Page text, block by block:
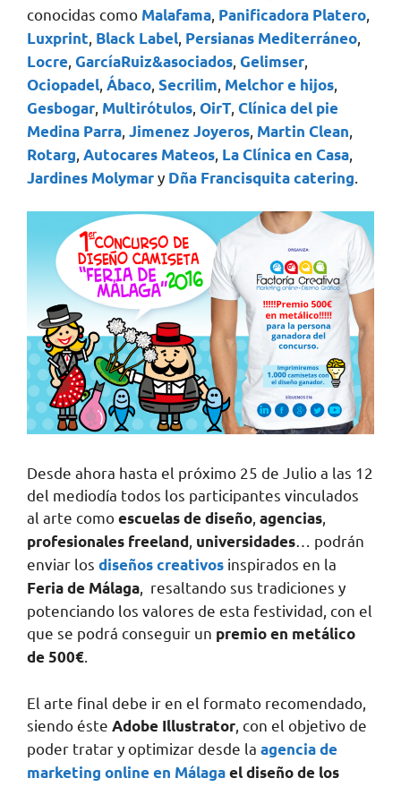
conocidas como Malafama Panificadora Platero
Luxprint Black Label Persianas Mediterráneo
Locre GarcíaRuiz&asociados Gelimser
Ociopadel Ábaco Secrilim Melchor e hijos
Gesbogar Multirótulos OirT Clínica del pie
Medina Parra Jimenez Joyeros Martin Clean
Rotarg Autocares Mateos La Clínica en Casa
Jardines Molymary Dña Francisquita catering
Desde ahora hasta el próximo 25 de Julio a las 12
del mediodía todos los participantes vinculados
al arte comoescuelas de diseño agencias
profesionales freeland universidades … podrán
enviar los diseños creativos inspirados en la
Feria de Málaga , resaltando sus tradiciones y
potenciando los valores de esta festividad, con el
que se podrá conseguir un premio en metálico
de 500€
El arte final debe ir en el formato recomendado,
siendo éste Adobe Illustrator , con el objetivo de
poder tratar y optimizar desde la agencia de
marketing online en Málagael diseño de los